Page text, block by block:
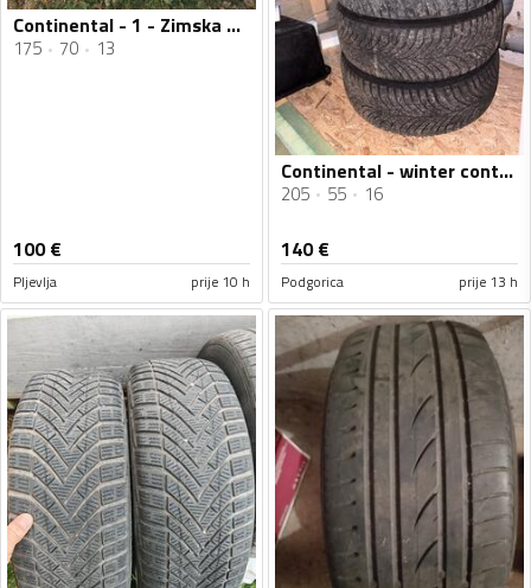
Continental - 1 - Zimska guma
175 70 13
100€
Pljevlja prije 10 h
Continental - winter contact - Univerzalna guma
205 55 16
140€
Podgorica prije 13 h